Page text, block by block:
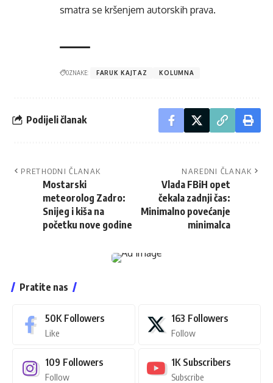
smatra se kršenjem autorskih prava.
OZNAKE: FARUK KAJTAZ KOLUMNA
Podijeli članak
PRETHODNI ČLANAK
Mostarski
meteorolog Zadro:
Snijeg i kiša na
početku nove godine
NAREDNI ČLANAK
Vlada FBiH opet
čekala zadnji čas:
Minimalno povećanje
minimalca
Pratite nas
50K Followers
Like
163 Followers
Follow
109 Followers
Follow
1K Subscribers
Subscribe